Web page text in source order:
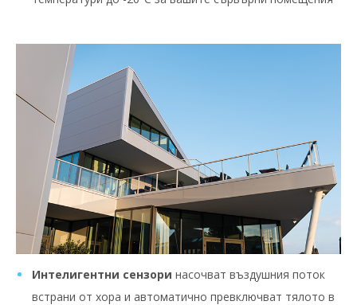
Интелигентни сензори насочват въздушния поток
встрани от хора и автоматично превключват тялото в